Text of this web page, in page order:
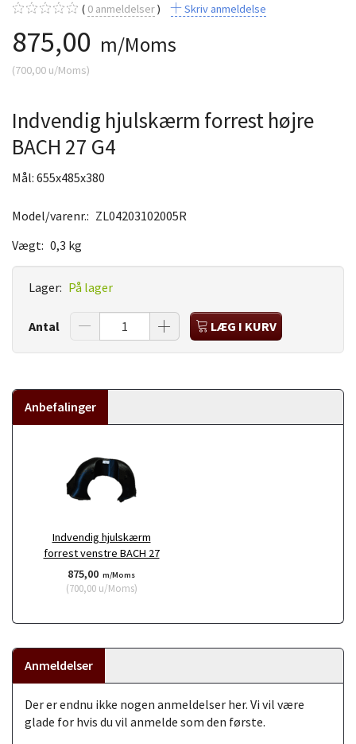
0 anmeldelser Skriv anmeldelse
875,00 m/Moms
(700,00 u/Moms)
Indvendig hjulskærm forrest højre
BACH 27 G4
Mål: 655x485x380
Model/varenr.: ZL04203102005R
Vægt: 0,3 kg
Lager: På lager
Antal LÆG I KURV
Anbefalinger
Indvendig hjulskærm
forrest venstre BACH 27
875,00 m/Moms
(700,00u/Moms)
Anmeldelser
Der er endnu ikke nogen anmeldelser her. Vi vil være
glade for hvis du vil anmelde som den første.